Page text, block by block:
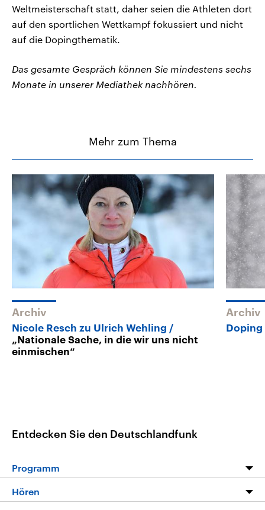
Weltmeisterschaft statt, daher seien die Athleten dort
auf den sportlichen Wettkampf fokussiert und nicht
auf die Dopingthematik.
Das gesamte Gespräch können Sie mindestens sechs
Monate in unserer Mediathek nachhören.
Mehr zum Thema
Archiv
Nicole Resch zu Ulrich Wehling
„Nationale Sache, in die wir uns nicht
einmischen“
Archiv
Doping
Entdecken Sie den Deutschlandfunk
Programm
Programm
Hören